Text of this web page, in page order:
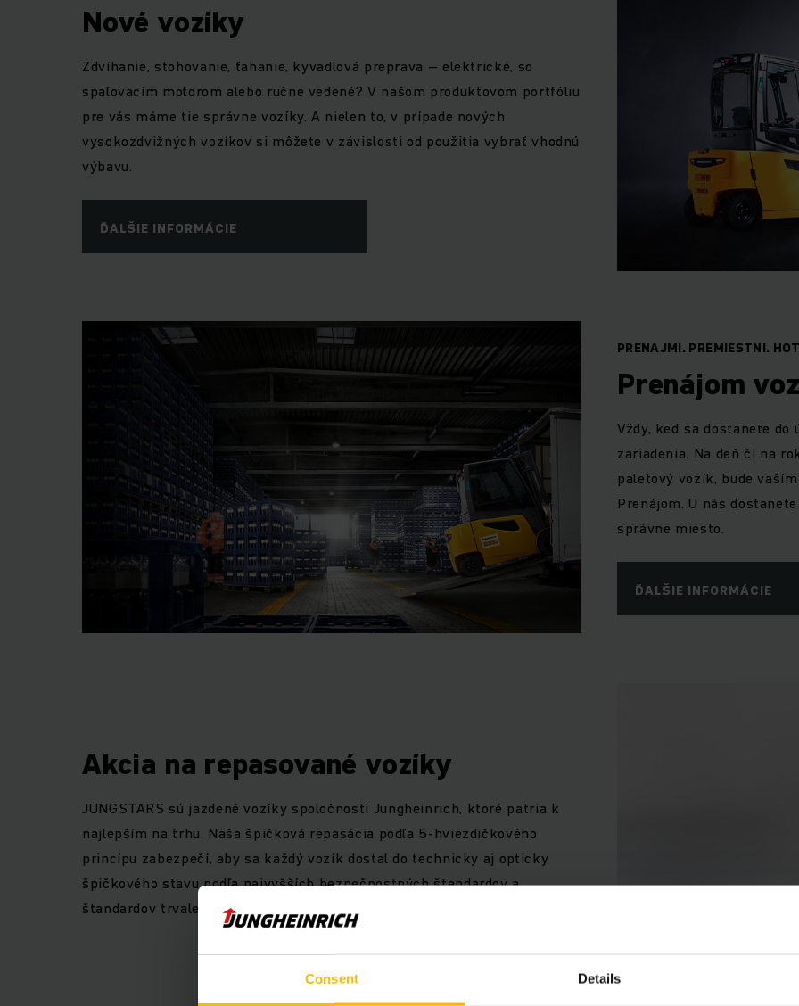
Consent Details
obchodu sa venujeme aj prenájmu nových a jazdených vysokozdvižných
jazdených vysokozdvižných vozíkov či obchodovaniu v oblasti poskytovania
náhradných dielov. V kombinácii s rozsiahlou ponukou služieb financovania
životný cyklus určitého produktu.
Nové vozíky
Zdvíhanie, stohovanie, ťahanie, kyvadlová preprava – elektrické, so
spaľovacím motorom alebo ručne vedené? V našom produktovom portfóliu
pre vás máme tie správne vozíky. A nielen to, v prípade nových
vysokozdvižných vozíkov si môžete v závislosti od použitia vybrať vhodnú
výbavu.
ĎALŠIE INFORMÁCIE
PRENAJMI. PREMIESTNI.
Prenájom
Vždy, keď sa dostanete do
zariadenia. Na deň či na
paletový vozík, bude
Prenájom. U nás
správne miesto.
ĎALŠIE INFORMÁCIE
Akcia na repasované vozíky
JUNGSTARS sú jazdené vozíky spoločnosti Jungheinrich, ktoré patria k
najlepším na trhu. Naša špičková repasácia podľa 5-hviezdičkového
princípu zabezpečí, aby sa každý vozík dostal do technicky aj opticky
špičkového stavu podľa najvyšších bezpečnostných štandardov a
štandardov trvalej udržateľnosti.